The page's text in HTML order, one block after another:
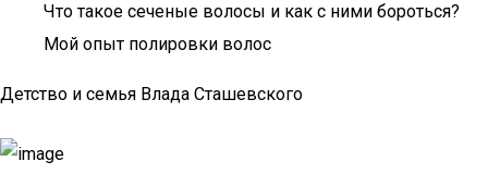
Что такое сеченые волосы и как с ними бороться?
Мой опыт полировки волос
Детство и семья Влада Сташевского